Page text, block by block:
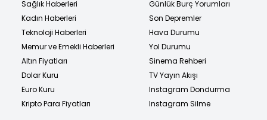
Sağlık Haberleri
Kadın Haberleri
Teknoloji Haberleri
Memur ve Emekli Haberleri
Altın Fiyatları
Dolar Kuru
Euro Kuru
Kripto Para Fiyatları
Günlük Burç Yorumları
Son Depremler
Hava Durumu
Yol Durumu
Sinema Rehberi
TV Yayın Akışı
Instagram Dondurma
Instagram Silme